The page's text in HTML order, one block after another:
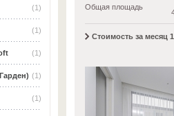
(1)
(1)
(1)
(1)
(1)
Общая площадь
Стоимость за месяц